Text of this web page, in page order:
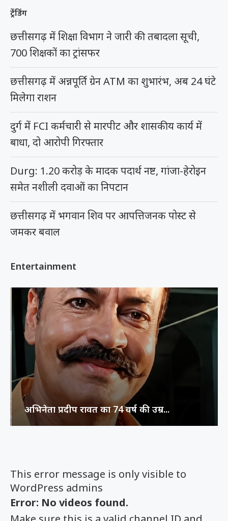
This error message is only visible to
WordPress admins
Error: No videos found.
ट्रेंडिंग
छत्तीसगढ़ में शिक्षा विभाग ने जारी की तबादला सूची,
700 शिक्षकों का ट्रांसफर
छत्तीसगढ़ में अन्नपूर्ति ग्रेन ATM का शुभारंभ, अब 24 घंटे
मिलेगा राशन
दुर्ग में FCI कर्मचारी से मारपीट और शासकीय कार्य में
बाधा, दो आरोपी गिरफ्तार
Durg: 1.20 करोड़ के मादक पदार्थ नष्ट, गांजा-हेरोइन
समेत नशीली दवाओं का निपटान
छत्तीसगढ़ में भगवान शिव पर आपत्तिजनक पोस्ट से
जमकर बवाल
Entertainment
अभिनेता प्रदीप रावत का 74 वर्ष की उम्र...